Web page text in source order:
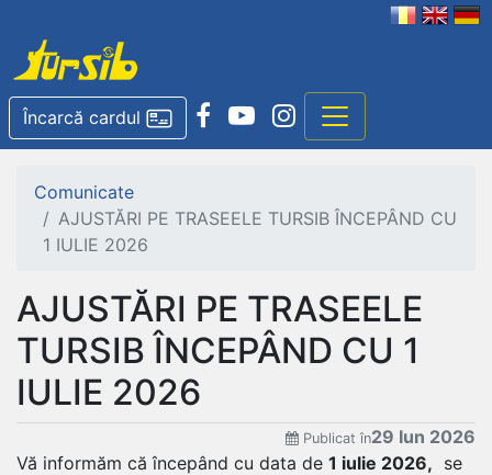
Încarcă cardul
Comunicate
AJUSTĂRI PE TRASEELE TURSIB ÎNCEPÂND CU
1 IULIE 2026
AJUSTĂRI PE TRASEELE
TURSIB ÎNCEPÂND CU 1
IULIE 2026
Publicat în29 Iun 2026
Vă informăm că începând cu data de 1 iulie 2026, se